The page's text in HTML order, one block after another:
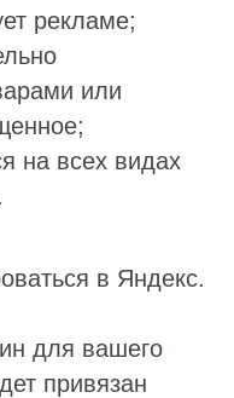
рекламе;
или
на всех видах
в Яндекс.
для вашего
привязан